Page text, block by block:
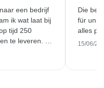
een bedrijf
ik wat laat bij
tijd 250
te leveren. Ik
Die
für
alles
15/06/